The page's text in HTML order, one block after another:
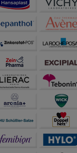
auch die